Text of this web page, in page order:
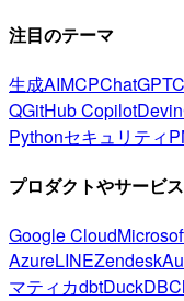
注目のテーマ
生成AIMCPChatGPT
QGitHub CopilotDevin
Pythonセキュリティ
プロダクトやサービ
Google Cloud
AzureLINEZendesk
マティカdbtDuckDB